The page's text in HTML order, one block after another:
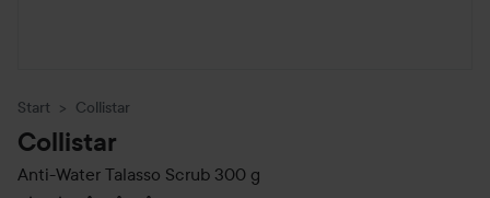
Start Collistar
Collistar
Anti-Water Talasso Scrub 300 g